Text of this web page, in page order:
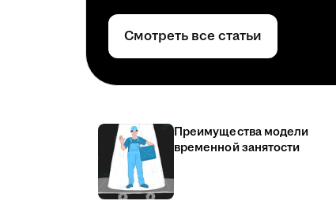
Смотреть все статьи
Преимущества модели
временной занятости